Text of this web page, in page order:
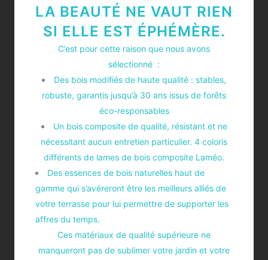
LA BEAUTÉ NE VAUT RIEN
SI ELLE EST ÉPHÉMÈRE.
C’est pour cette raison que nous avons
sélectionné :
Des bois modifiés de haute qualité : stables,
robuste, garantis jusqu’à 30 ans issus de forêts
éco-responsables
Un bois composite de qualité, résistant et ne
nécessitant aucun entretien particulier. 4 coloris
différents de lames de bois composite Laméo.
Des essences de bois naturelles haut de
gamme qui s’avéreront être les meilleurs alliés de
votre terrasse pour lui permettre de supporter les
affres du temps.
Ces matériaux de qualité supérieure ne
manqueront pas de sublimer votre jardin et votre